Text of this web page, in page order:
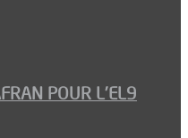
POUR L’EL9